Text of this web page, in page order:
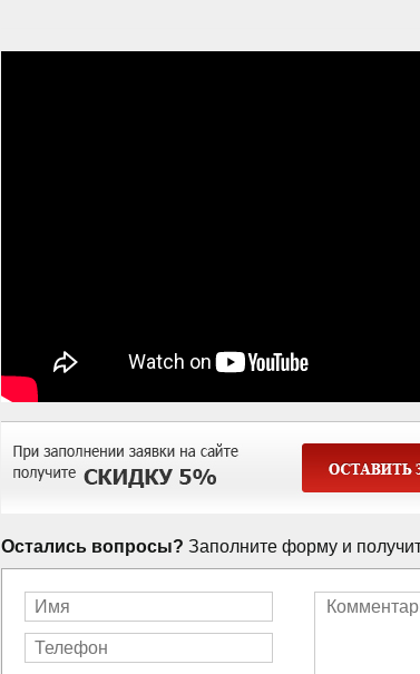
Остались вопросы? Заполните форму и